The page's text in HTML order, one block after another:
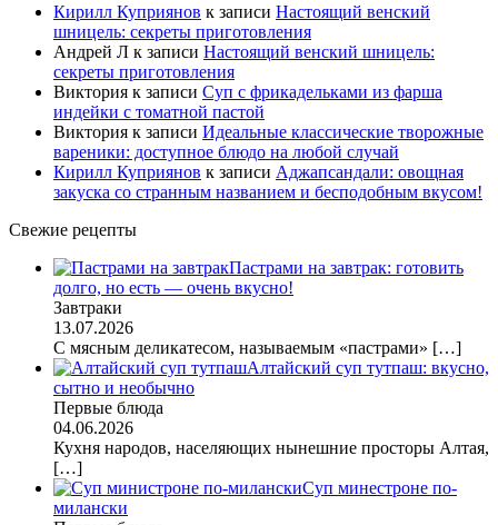
Кирилл Куприянов к записи Настоящий венский
шницель: секреты приготовления
Андрей Л к записи Настоящий венский шницель:
секреты приготовления
Виктория к записи Суп с фрикадельками из фарша
индейки с томатной пастой
Виктория к записи Идеальные классические творожные
вареники: доступное блюдо на любой случай
Кирилл Куприянов к записи Аджапсандали: овощная
закуска со странным названием и бесподобным вкусом!
Свежие рецепты
Пастрами на завтрак: готовить
долго, но есть — очень вкусно!
Завтраки
13.07.2026
С мясным деликатесом, называемым «пастрами» […]
Алтайский суп тутпаш: вкусно,
сытно и необычно
Первые блюда
04.06.2026
Кухня народов, населяющих нынешние просторы Алтая,
[…]
Суп минестроне по-
милански